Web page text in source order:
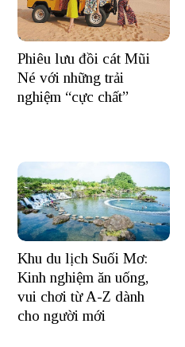
Phiêu lưu đồi cát Mũi
Né với những trải
nghiệm “cực chất”
Khu du lịch Suối Mơ:
Kinh nghiệm ăn uống,
vui chơi từ A-Z dành
cho người mới